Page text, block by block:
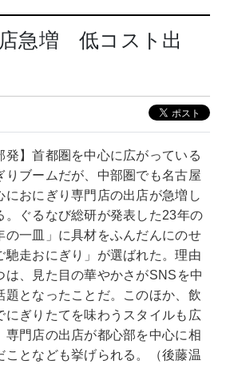
急増 低コスト出
発】首都圏を中心に広がっている
りブームだが、中部圏でも名古屋
におにぎり専門店の出店が急増し
。ぐるなび総研が発表した23年の
の一皿」に具材をふんだんにのせ
馳走おにぎり」が選ばれた。理由
は、見た目の華やかさがSNSを中
題となったことだ。このほか、飲
にぎりたてを味わうスタイルも広
専門店の出店が都心部を中心に相
ことなども挙げられる。（後藤温